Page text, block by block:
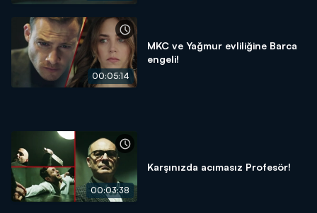
00:05:14
MKC ve Yağmur evliliğine Barca
engeli!
00:03:38
Karşınızda acımasız Profesör!